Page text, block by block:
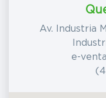
Av. Industria
e-